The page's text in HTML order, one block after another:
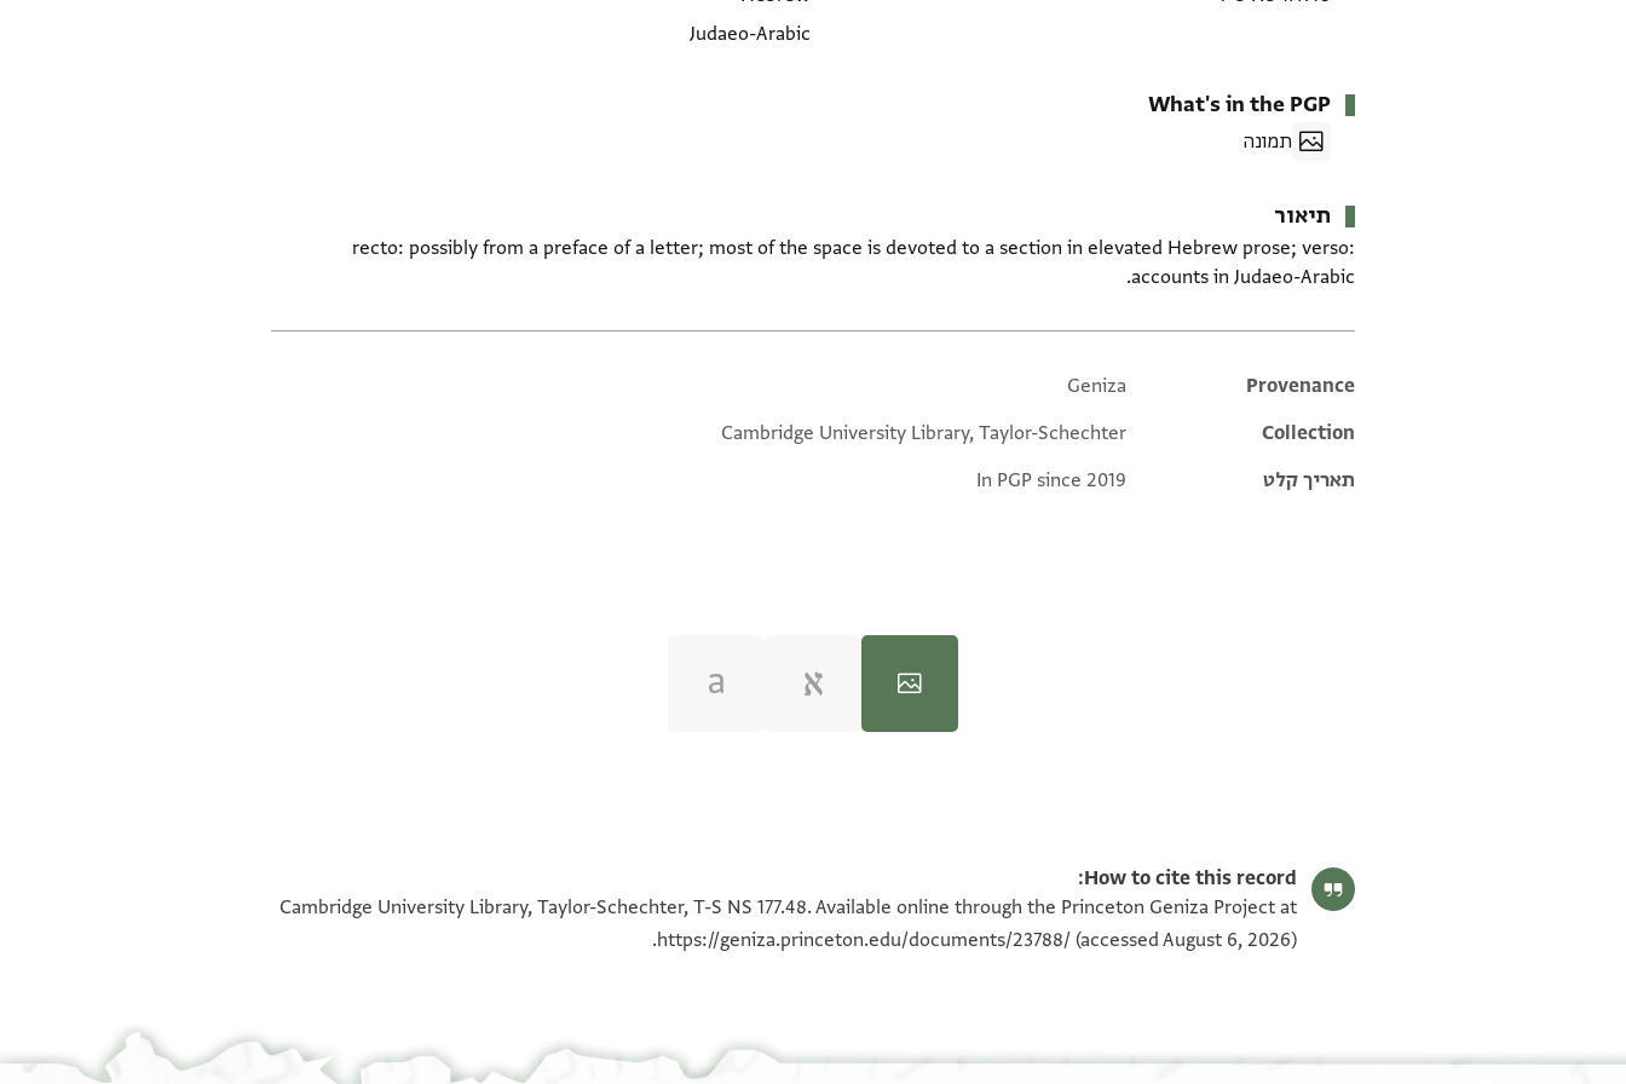
Judaeo-Arabic
What's in the PGP
תמונה
תיאור
recto: possibly from a preface of a letter; most of the space is devoted to a section in elevated Hebrew prose; verso:
accounts in Judaeo-Arabic.
Additional metadata
Provenance
Geniza
Collection
Cambridge University Library, Taylor-Schechter
תאריך קלט
In PGP since 2019
100%
100%
How to cite this record:
Cambridge University Library, Taylor-Schechter, T-S NS 177.48. Available online through the Princeton Geniza Project at
https://geniza.princeton.edu/documents/23788/ (accessed August 6, 2026).